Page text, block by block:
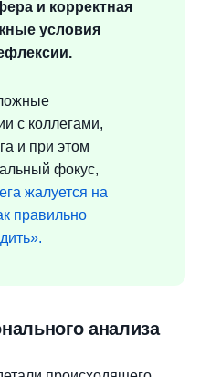
и корректная
условия
с коллегами,
и при этом
фокус,
жалуется на
правильно
анализа